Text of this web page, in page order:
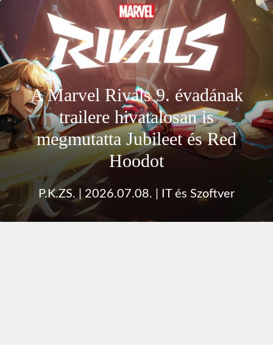
A Marvel Rivals 9. évadának
trailere hivatalosan is
megmutatta Jubileet és Red
Hoodot
P.K.ZS. 2026.07.08. IT és Szoftver